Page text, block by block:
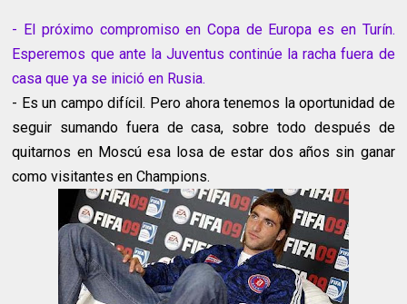
- El próximo compromiso en Copa de Europa es en Turín.
Esperemos que ante la Juventus continúe la racha fuera de
casa que ya se inició en Rusia.
- Es un campo difícil. Pero ahora tenemos la oportunidad de
seguir sumando fuera de casa, sobre todo después de
quitarnos en Moscú esa losa de estar dos años sin ganar
como visitantes en Champions.